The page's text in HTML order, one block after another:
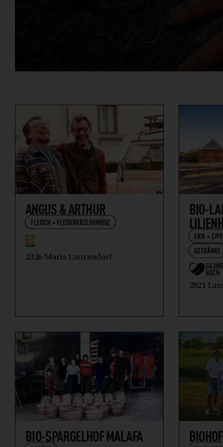
ANGUS & ARTHUR
FLEISCH + FLEISCHERZEUGNISSE
2326 Maria Lanzendorf
BIO-
EIER +
GETRÄNKE
2821
BIO-SPARGELHOF MALAFA